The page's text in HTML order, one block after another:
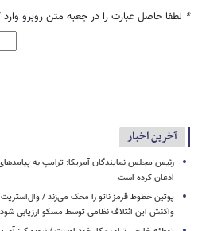
* لطفا حاصل عبارت را در جعبه متن روبرو وارد
آخرین اخبار
رئیس مجلس نمایندگان آمریکا: ترامپ به
اذعان کرده است
پوتین خطوط قرمز ناتو را محک می‌زند / وال‌استریت
واکنش این ائتلاف نظامی توسط مسکو ارزیابی شود